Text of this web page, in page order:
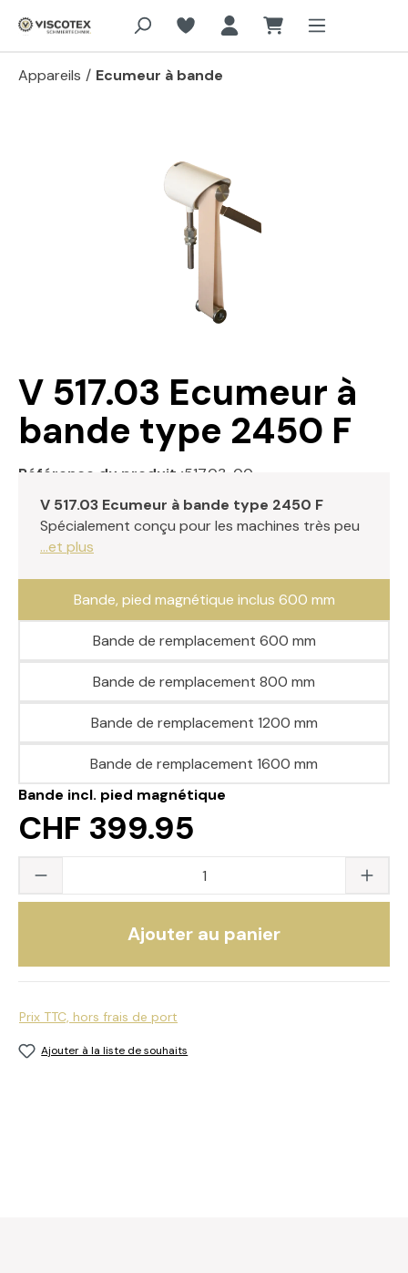
Aller au contenu principal
Appareils / Ecumeur à bande
V 517.03 Ecumeur à
bande type 2450 F
Référence du produit :517.03-00
V 517.03 Ecumeur à bande type 2450 F
Spécialement conçu pour les machines très peu
...et plus
Bande incl. pied magnétique
CHF 399.95
Bande, pied magnétique inclus 600 mm
Bande de remplacement 600 mm
Bande de remplacement 800 mm
Bande de remplacement 1200 mm
Bande de remplacement 1600 mm
Quantité du produit : saisissez la valeur
Ajouter au panier
Prix TTC, hors frais de port
Ajouter à la liste de souhaits